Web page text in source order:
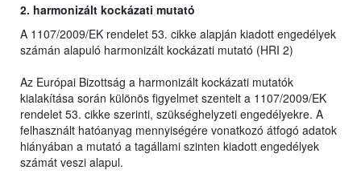
2. harmonizált kockázati mutató
A 1107/2009/EK rendelet 53. cikke alapján kiadott engedélyek
számán alapuló harmonizált kockázati mutató (HRI 2)
Az Európai Bizottság a harmonizált kockázati mutatók
kialakítása során különös figyelmet szentelt a 1107/2009/EK
rendelet 53. cikke szerinti, szükséghelyzeti engedélyekre. A
felhasznált hatóanyag mennyiségére vonatkozó átfogó adatok
hiányában a mutató a tagállami szinten kiadott engedélyek
számát veszi alapul.